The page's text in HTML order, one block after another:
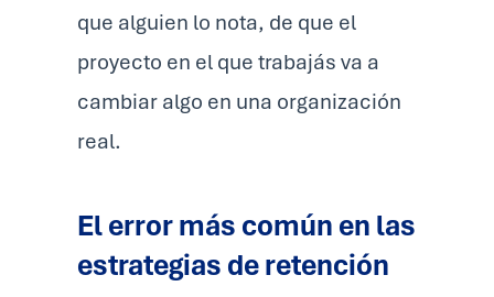
que alguien lo nota, de que el
proyecto en el que trabajás va a
cambiar algo en una organización
real.
El error más común en las
estrategias de retención